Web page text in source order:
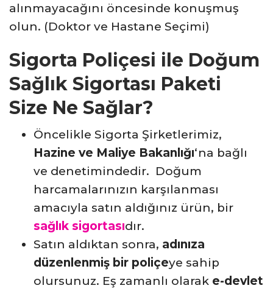
alınmayacağını öncesinde konuşmuş
olun. (Doktor ve Hastane Seçimi)
Sigorta Poliçesi ile Doğum
Sağlık Sigortası Paketi
Size Ne Sağlar?
Öncelikle Sigorta Şirketlerimiz,
Hazine ve Maliye Bakanlığı‘na bağlı
ve denetimindedir. Doğum
harcamalarınızın karşılanması
amacıyla satın aldığınız ürün, bir
sağlık sigortasıdır.
Satın aldıktan sonra, adınıza
düzenlenmiş bir poliçeye sahip
olursunuz. Eş zamanlı olarak e-devlet